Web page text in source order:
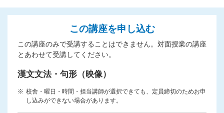
この講座を申し込む
この講座のみで受講することはできません。対面授業の講座
とあわせて受講してください。
漢文文法・句形（映像）
校舎・曜日・時間・担当講師が選択できても、定員締切のためお申
し込みができない場合があります。